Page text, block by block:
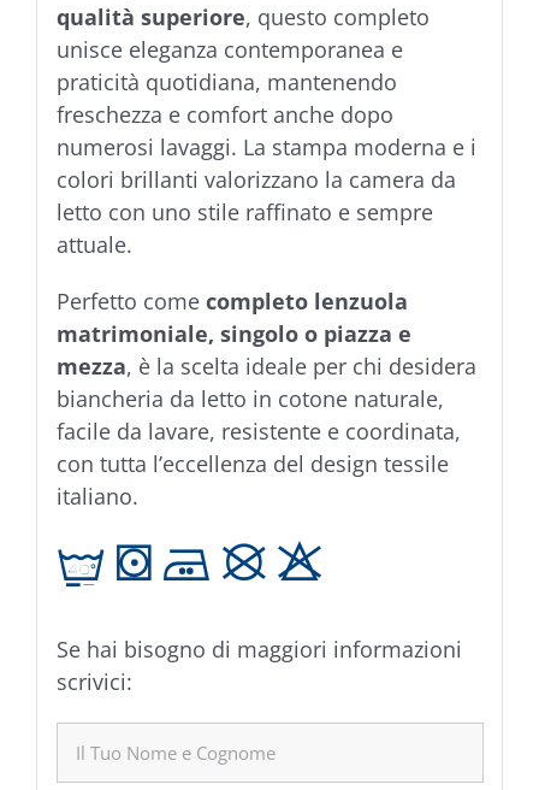
qualità superiore, questo completo
unisce eleganza contemporanea e
praticità quotidiana, mantenendo
freschezza e comfort anche dopo
numerosi lavaggi. La stampa moderna e i
colori brillanti valorizzano la camera da
letto con uno stile raffinato e sempre
attuale.
Perfetto come completo lenzuola
matrimoniale, singolo o piazza e
mezza, è la scelta ideale per chi desidera
biancheria da letto in cotone naturale,
facile da lavare, resistente e coordinata,
con tutta l’eccellenza del design tessile
italiano.
t V E K H
Se hai bisogno di maggiori informazioni
scrivici: